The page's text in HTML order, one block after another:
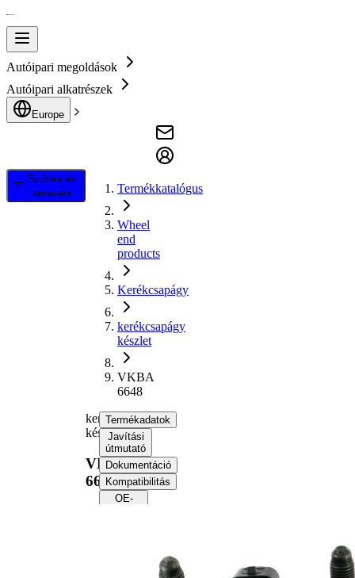
Autóipari megoldások
Autóipari alkatrészek
Europe
Szűrés és
keresés
Termékkatalógus
Wheel
end
products
Kerékcsapágy
kerékcsapágy
készlet
VKBA
6648
kerékcsapágy
készlet
VKBA
6648
Termékadatok
Javítási
útmutató
Dokumentáció
Kompatibilitás
OE-
Tulajdon